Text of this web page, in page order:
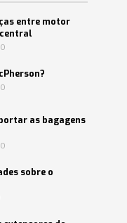
entre motor
as bagagens
sobre o